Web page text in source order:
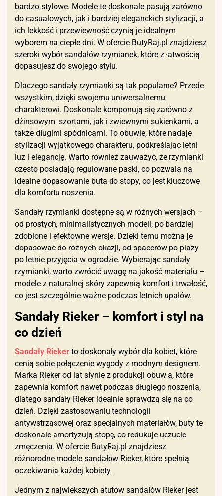
bardzo stylowe. Modele te doskonale pasują zarówno
do casualowych, jak i bardziej eleganckich stylizacji, a
ich lekkość i przewiewność czynią je idealnym
wyborem na ciepłe dni. W ofercie ButyRaj.pl znajdziesz
szeroki wybór sandałów rzymianek, które z łatwością
dopasujesz do swojego stylu.
Dlaczego sandały rzymianki są tak popularne? Przede
wszystkim, dzięki swojemu uniwersalnemu
charakterowi. Doskonale komponują się zarówno z
dżinsowymi szortami, jak i zwiewnymi sukienkami, a
także długimi spódnicami. To obuwie, które nadaje
stylizacji wyjątkowego charakteru, podkreślając letni
luz i elegancję. Warto również zauważyć, że rzymianki
często posiadają regulowane paski, co pozwala na
idealne dopasowanie buta do stopy, co jest kluczowe
dla komfortu noszenia.
Sandały rzymianki dostępne są w różnych wersjach –
od prostych, minimalistycznych modeli, po bardziej
zdobione i efektowne wersje. Dzięki temu można je
dopasować do różnych okazji, od spacerów po plaży
po letnie przyjęcia w ogrodzie. Wybierając sandały
rzymianki, warto zwrócić uwagę na jakość materiału –
modele z naturalnej skóry zapewnią komfort i trwałość,
co jest szczególnie ważne podczas letnich upałów.
Sandały Rieker – komfort i styl na
co dzień
Sandały Rieker to doskonały wybór dla kobiet, które
cenią sobie połączenie wygody z modnym designem.
Marka Rieker od lat słynie z produkcji obuwia, które
zapewnia komfort nawet podczas długiego noszenia,
dlatego sandały Rieker idealnie sprawdzą się na co
dzień. Dzięki zastosowaniu technologii
antywstrząsowej oraz specjalnych materiałów, buty te
doskonale amortyzują stopę, co redukuje uczucie
zmęczenia. W ofercie ButyRaj.pl znajdziesz
różnorodne modele sandałów Rieker, które spełnią
oczekiwania każdej kobiety.
Jednym z największych atutów sandałów Rieker jest